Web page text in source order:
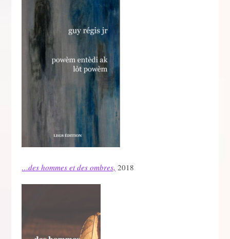
…des hommes et des ombres, 2018